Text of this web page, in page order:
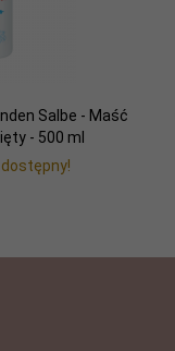
Salbe - Maść
- 500 ml